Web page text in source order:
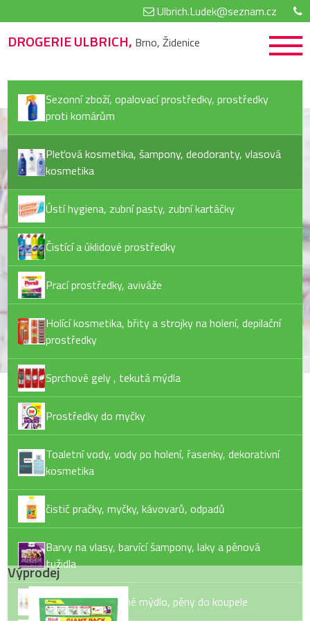
Ulbrich.Ludek@seznam.cz
DROGERIE ULBRICH, Brno, Židenice
Sezonní zboží, opalovací prostředky, prostředky
proti komárům
Pleťová kosmetika, šampony, deodoranty, vlasová
kosmetika
Ústí hygiena, zubní pasty, zubní kartáčky
Čistící a úklidové prostředky
Prací prostředky, aviváže
Holící kosmetika, břity a strojky na holení, depilační
prostředky
Sprchové gely , tekutá mýdla
Prostředky do myčky
Toaletní vody, vody po holení, řasenky, dekorativní
kosmetika
čistič pračky, myčky, kávovarů, odpadů
Barvy na vlasy, barvící šampony, laky a pěnová
tužidla
Tekuté mýdlo, tuhé mýdlo, pěny do koupele
Výprodej